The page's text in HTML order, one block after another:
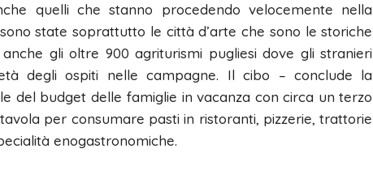
quelli che stanno procedendo velocemente nella
state soprattutto le città d’arte che sono le storiche
gli oltre 900 agriturismi pugliesi dove gli stranieri
degli ospiti nelle campagne. Il cibo – conclude la
del budget delle famiglie in vacanza con circa un terzo
per consumare pasti in ristoranti, pizzerie, trattorie
enogastronomiche.